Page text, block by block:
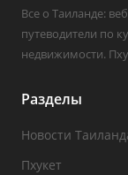
Все о Таиланде:
путеводители по
недвижимости.
Разделы
Новости
Пхукет